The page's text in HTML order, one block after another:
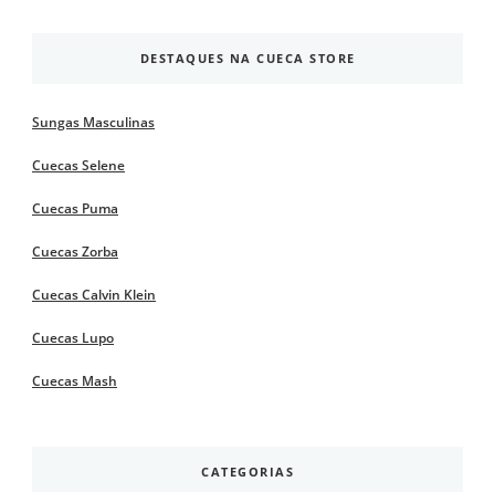
DESTAQUES NA CUECA STORE
Sungas Masculinas
Cuecas Selene
Cuecas Puma
Cuecas Zorba
Cuecas Calvin Klein
Cuecas Lupo
Cuecas Mash
CATEGORIAS